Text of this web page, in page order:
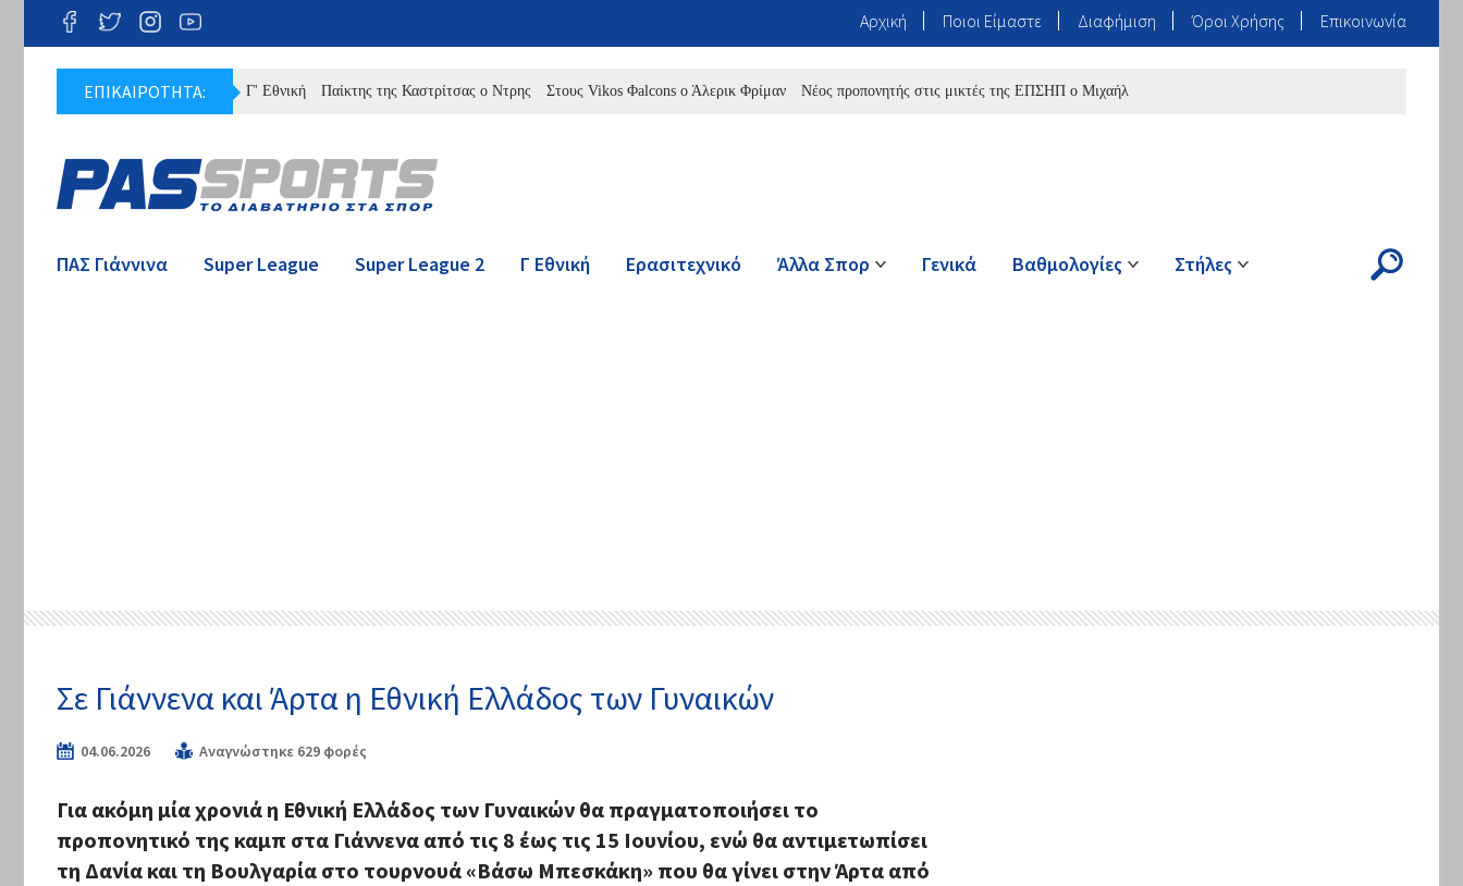
Αρχική Ποιοι Είμαστε Διαφήμιση Όροι Χρήσης Επικοινωνία
ΕΠΙΚΑΙΡΟΤΗΤΑ:
πρόγραμμα του ΠΑΣ στην Γ' Εθνική Παίκτης της Καστρίτσας ο Ντρης Στους Vikos Φalcons ο Άλερικ Φρίμαν Νέος προπονητής στις μικτές της ΕΠΣΗΠ ο Μιχαήλ
ΠΑΣ Γιάννινα Super League Super League 2 Γ Εθνική Ερασιτεχνικό Άλλα Σπορ Γενικά Βαθμολογίες Στήλες
Σε Γιάννενα και Άρτα η Εθνική Ελλάδος των Γυναικών
04.06.2026 Αναγνώστηκε 629 φορές
Για ακόμη μία χρονιά η Εθνική Ελλάδος των Γυναικών θα πραγματοποιήσει το
προπονητικό της καμπ στα Γιάννενα από τις 8 έως τις 15 Ιουνίου, ενώ θα αντιμετωπίσει
τη Δανία και τη Βουλγαρία στο τουρνουά «Βάσω Μπεσκάκη» που θα γίνει στην Άρτα από